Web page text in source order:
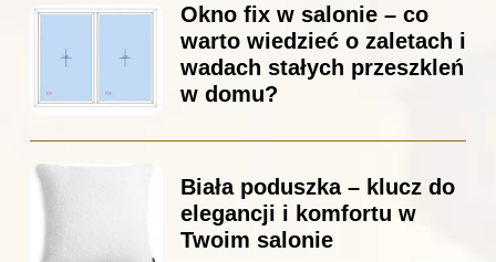
Okno fix w salonie – co
warto wiedzieć o zaletach i
wadach stałych przeszkleń
w domu?
Biała poduszka – klucz do
elegancji i komfortu w
Twoim salonie